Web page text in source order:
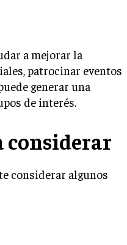
a mejorar la
patrocinar eventos
generar una
de interés.
considerar algunos